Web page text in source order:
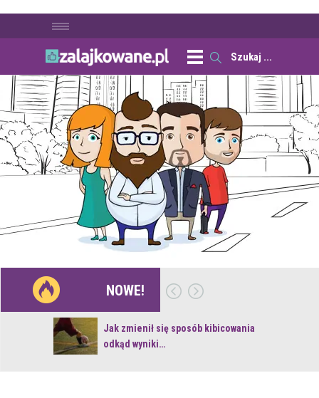
NOWE!
Jak zmienił się sposób kibicowania
odkąd wyniki…